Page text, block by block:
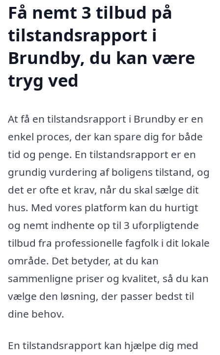
Få nemt 3 tilbud på
tilstandsrapport i
Brundby, du kan være
tryg ved
At få en tilstandsrapport i Brundby er en
enkel proces, der kan spare dig for både
tid og penge. En tilstandsrapport er en
grundig vurdering af boligens tilstand, og
det er ofte et krav, når du skal sælge dit
hus. Med vores platform kan du hurtigt
og nemt indhente op til 3 uforpligtende
tilbud fra professionelle fagfolk i dit lokale
område. Det betyder, at du kan
sammenligne priser og kvalitet, så du kan
vælge den løsning, der passer bedst til
dine behov.
En tilstandsrapport kan hjælpe dig med